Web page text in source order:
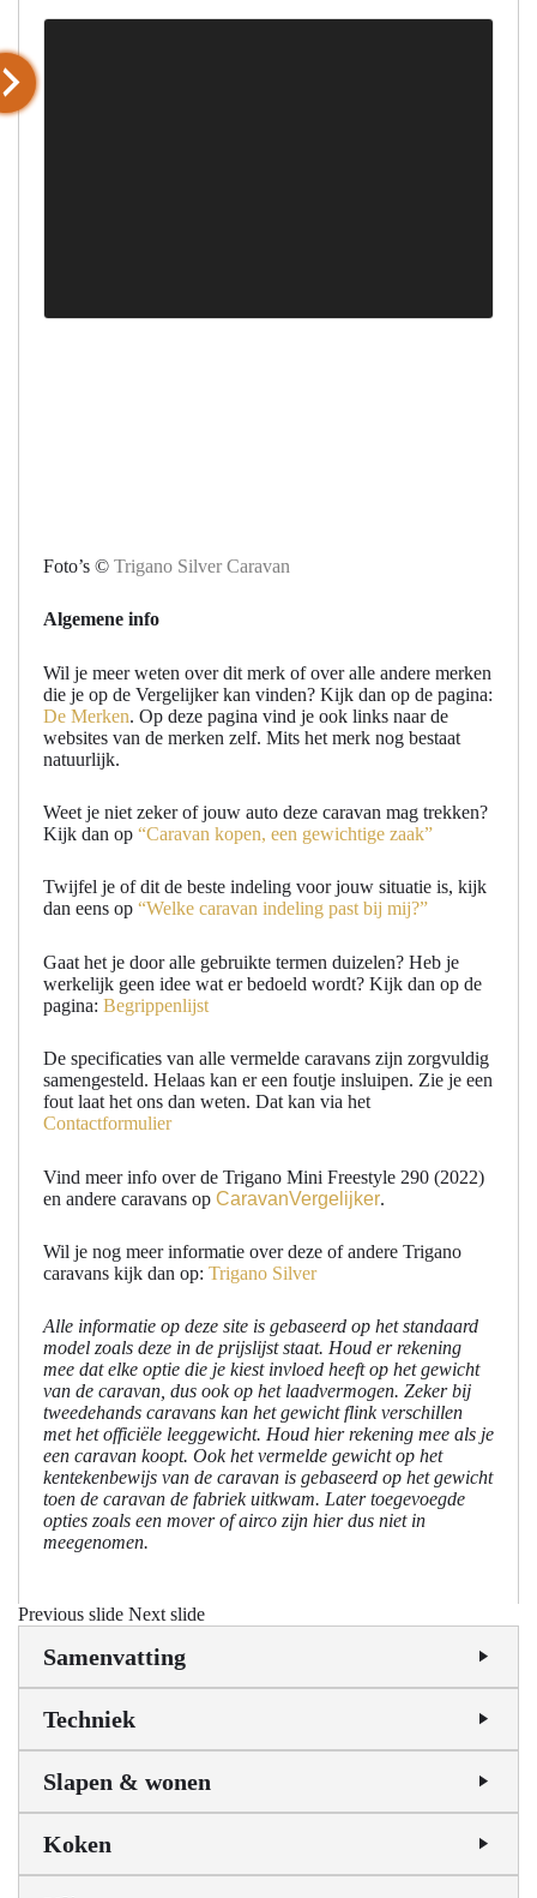
Foto’s © Trigano Silver Caravan
Algemene info
Wil je meer weten over dit merk of over alle andere merken
die je op de Vergelijker kan vinden? Kijk dan op de pagina:
De Merken. Op deze pagina vind je ook links naar de
websites van de merken zelf. Mits het merk nog bestaat
natuurlijk.
Weet je niet zeker of jouw auto deze caravan mag trekken?
Kijk dan op “Caravan kopen, een gewichtige zaak”
Twijfel je of dit de beste indeling voor jouw situatie is, kijk
dan eens op “Welke caravan indeling past bij mij?”
Gaat het je door alle gebruikte termen duizelen? Heb je
werkelijk geen idee wat er bedoeld wordt? Kijk dan op de
pagina: Begrippenlijst
De specificaties van alle vermelde caravans zijn zorgvuldig
samengesteld. Helaas kan er een foutje insluipen. Zie je een
fout laat het ons dan weten. Dat kan via het
Contactformulier
Vind meer info over de Trigano Mini Freestyle 290 (2022)
en andere caravans op CaravanVergelijker.
Wil je nog meer informatie over deze of andere Trigano
caravans kijk dan op: Trigano Silver
Alle informatie op deze site is gebaseerd op het standaard
model zoals deze in de prijslijst staat. Houd er rekening
mee dat elke optie die je kiest invloed heeft op het gewicht
van de caravan, dus ook op het laadvermogen. Zeker bij
tweedehands caravans kan het gewicht flink verschillen
met het officiële leeggewicht. Houd hier rekening mee als je
een caravan koopt. Ook het vermelde gewicht op het
kentekenbewijs van de caravan is gebaseerd op het gewicht
toen de caravan de fabriek uitkwam. Later toegevoegde
opties zoals een mover of airco zijn hier dus niet in
meegenomen.
Previous slide Next slide
Samenvatting
Techniek
Slapen & wonen
Koken